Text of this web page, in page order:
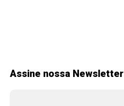
Assine nossa Newsletter